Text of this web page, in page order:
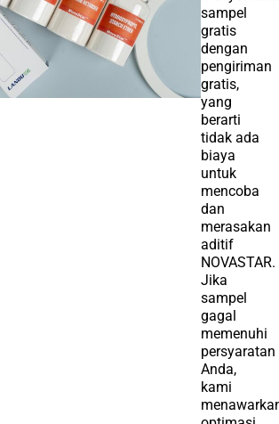
sampel
gratis
dengan
pengiriman
gratis,
yang
berarti
tidak ada
biaya
untuk
mencoba
dan
merasakan
aditif
NOVASTAR.
Jika
sampel
gagal
memenuhi
persyaratan
Anda,
kami